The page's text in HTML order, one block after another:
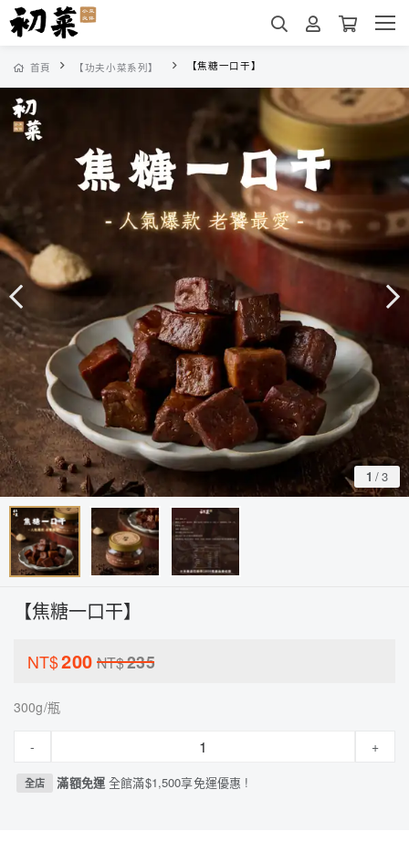
首頁 【功夫小菜系列】 【焦糖一口干】
1 /3
【焦糖一口干】
NT$200 NT$235
300g/瓶
- +
全店 滿額免運全館滿$1,500享免運優惠 !